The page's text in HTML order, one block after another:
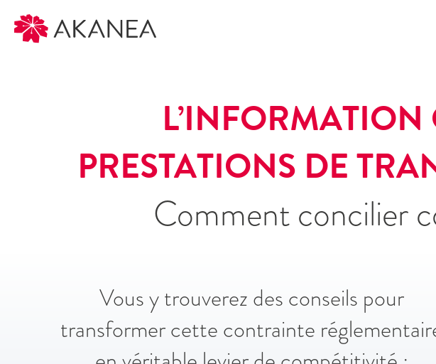
PRESTATIONS DE
Comment concilier
Vous y trouverez des conseils pour
transformer cette contrainte